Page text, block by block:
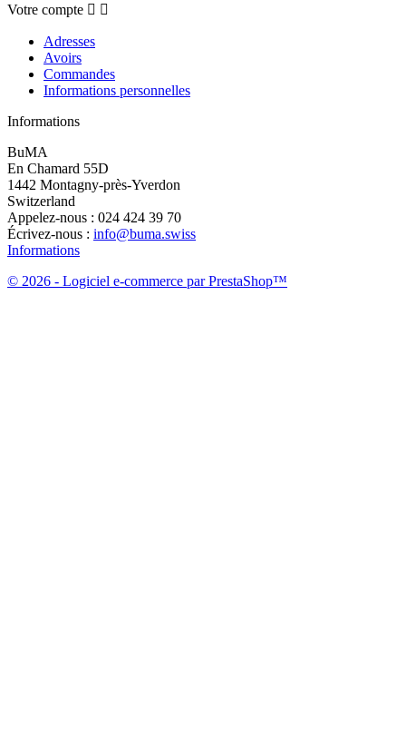
Votre compte  
Adresses
Avoirs
Commandes
Informations personnelles
Informations
BuMA
En Chamard 55D
1442 Montagny-près-Yverdon
Switzerland
Appelez-nous : 024 424 39 70
Écrivez-nous : info@buma.swiss
Informations
© 2026 - Logiciel e-commerce par PrestaShop™